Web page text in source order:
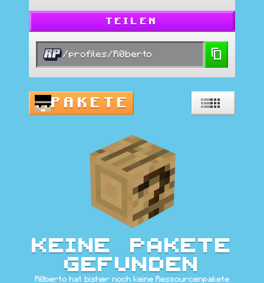
TEILEN
/profiles/R0berto
PAKETE
Keine Pakete
gefunden
R0berto hat bisher noch keine Ressourcenpakete